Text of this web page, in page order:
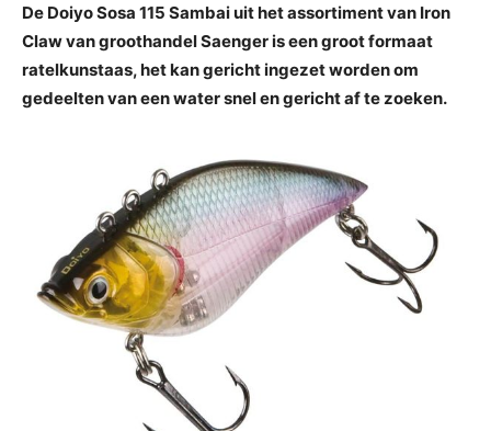
De Doiyo Sosa 115 Sambai uit het assortiment van Iron
Claw van groothandel Saenger is een groot formaat
ratelkunstaas, het kan gericht ingezet worden om
gedeelten van een water snel en gericht af te zoeken.